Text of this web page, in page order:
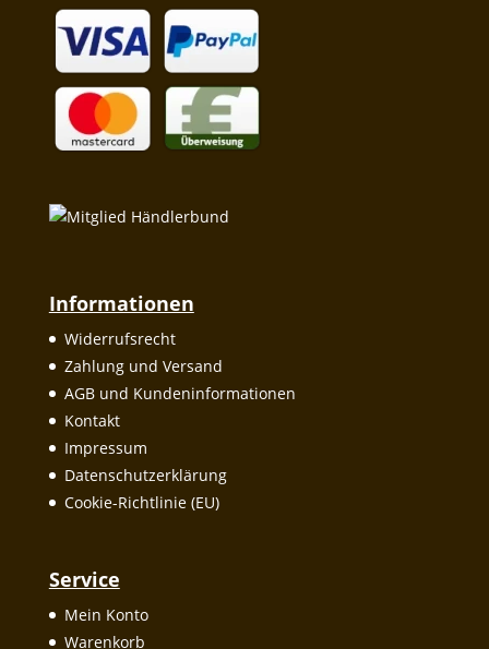
Informationen
Widerrufsrecht
Zahlung und Versand
AGB und Kundeninformationen
Kontakt
Impressum
Datenschutzerklärung
Cookie-Richtlinie (EU)
Service
Mein Konto
Warenkorb